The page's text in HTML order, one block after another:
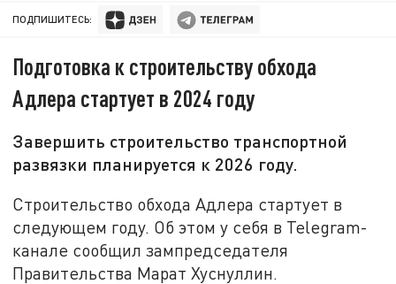
ПОДПИШИТЕСЬ:
Подготовка к строительству обхода
Адлера стартует в 2024 году
Завершить строительство транспортной
развязки планируется к 2026 году.
Строительство обхода Адлера стартует в
следующем году. Об этом у себя в Telegram-
канале сообщил зампредседателя
Правительства Марат Хуснуллин.